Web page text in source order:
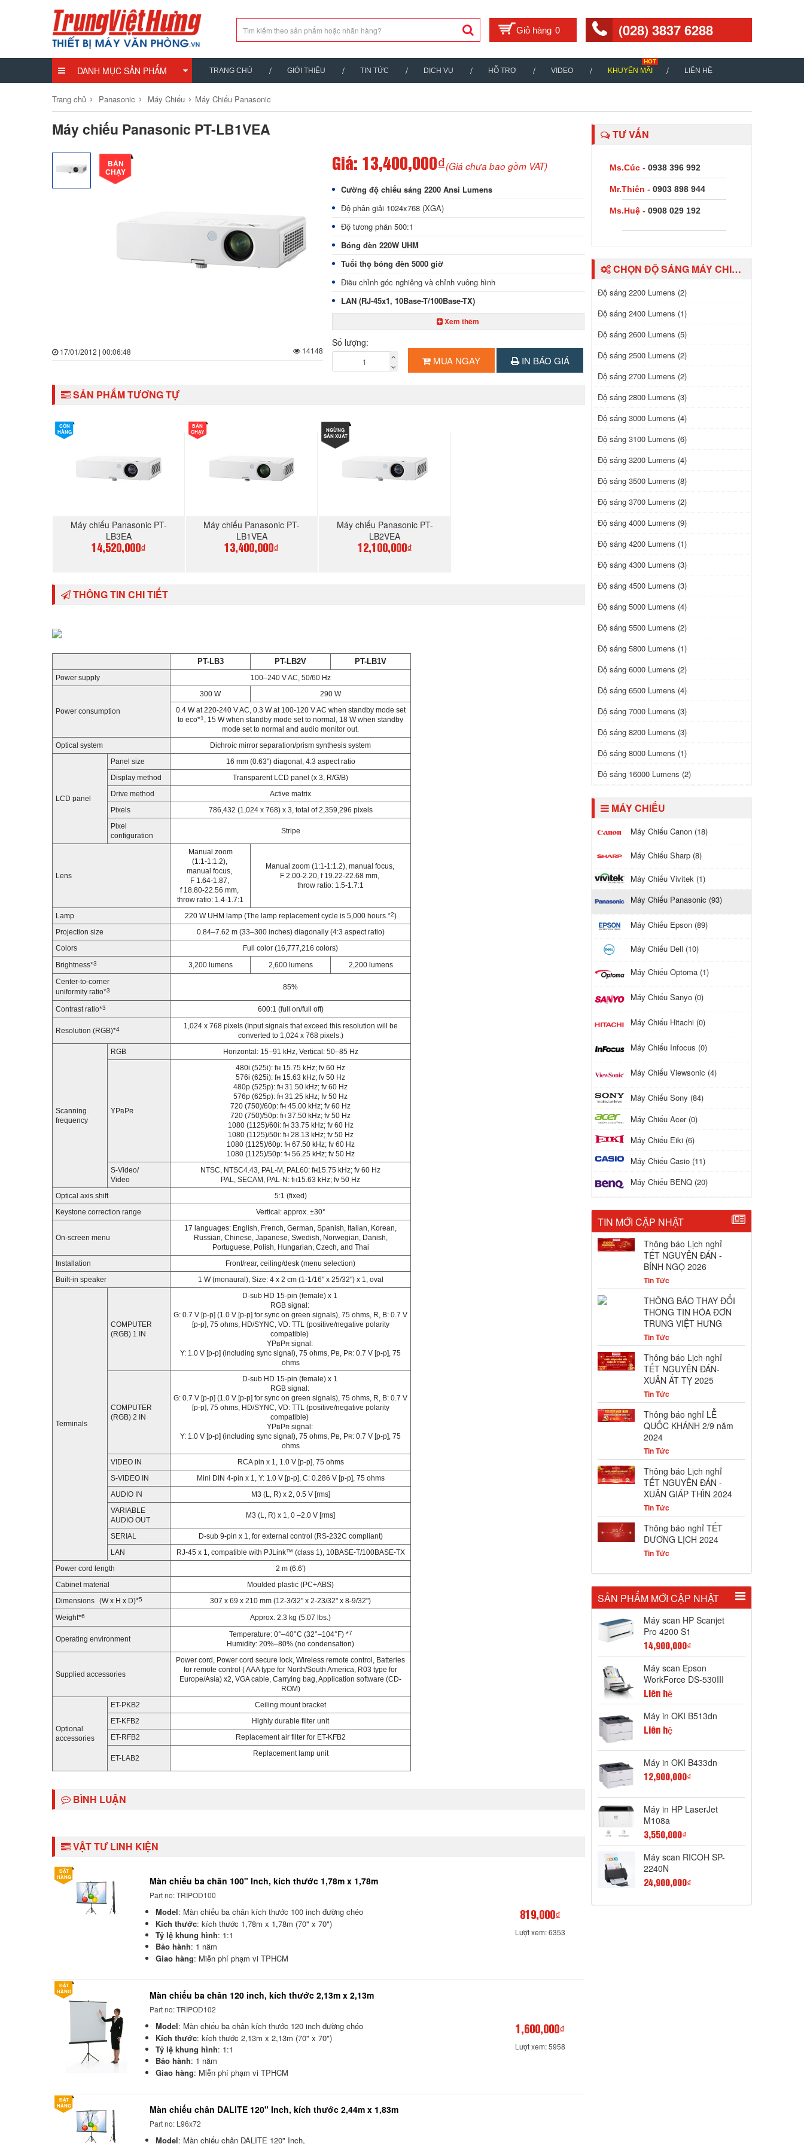
0 (028) 3837 6288
DANH MỤC SẢN PHẨM TRANG CHỦ GIỚI THIỆU TIN TỨC DỊCH VỤ HỖ TRỢ VIDEO KHUYẾN MÃI LIÊN HỆ
Trang chủ › Panasonic › Máy Chiếu › Máy Chiếu Panasonic
Máy chiếu Panasonic PT-LB1VEA
BÁN
CHẠY
17/01/2012 | 00:06:48 14148
Giá: 13,400,000₫(Giá chưa bao gồm VAT)
Cường độ chiếu sáng 2200 Ansi Lumens
Độ phân giải 1024x768 (XGA)
Độ tương phản 500:1
Bóng đèn 220W UHM
Tuổi thọ bóng đèn 5000 giờ
Điều chỉnh góc nghiêng và chỉnh vuông hình
LAN (RJ-45x1, 10Base-T/100Base-TX)
Kích thước phóng to màn hình 33-300”
Khoảng cách đặt máy 1.1-11.1m
Công suất 300W
Nguồn 100-240V AC, 50/60Hz
Xem thêm
Số lượng:
MUA NGAY IN BÁO GIÁ
SẢN PHẨM TƯƠNG TỰ
CÒN
HÀNG
Máy chiếu Panasonic PT-
LB3EA
14,520,000₫
BÁN
CHẠY
Máy chiếu Panasonic PT-
LB1VEA
13,400,000₫
NGỪNG
SẢN XUẤT
Máy chiếu Panasonic PT-
LB2VEA
12,100,000₫
THÔNG TIN CHI TIẾT
PT-LB3 PT-LB2V PT-LB1V
Power supply 100–240 V AC, 50/60 Hz
Power consumption
300 W
290 W
0.4 W at 220-240 V AC, 0.3 W at 100-120 V AC when standby mode set
to eco*1 , 15 W when standby mode set to normal, 18 W when standby
mode set to normal and audio monitor out.
Optical system
Dichroic mirror separation/prism synthesis system
LCD panel
Panel size
16 mm (0.63") diagonal, 4:3 aspect ratio
Display method
Transparent LCD panel (x 3, R/G/B)
Drive method
Active matrix
Pixels
786,432 (1,024 x 768) x 3, total of 2,359,296 pixels
Pixel
configuration
Stripe
Lens
Manual zoom
(1:1-1:1.2),
manual focus,
F 1.64-1.87,
f 18.80-22.56 mm,
throw ratio: 1.4-1.7:1
Manual zoom (1:1-1:1.2), manual focus,
F 2.00-2.20, f 19.22-22.68 mm,
throw ratio: 1.5-1.7:1
Lamp 220 W UHM lamp (The lamp replacement cycle is 5,000 hours.*2)
Projection size
0.84–7.62 m (33–300 inches) diagonally (4:3 aspect ratio)
Colors
Full color (16,777,216 colors)
Brightness*3 3,200 lumens 2,600 lumens
2,200 lumens
Center-to-corner
uniformity ratio*3 85%
Contrast ratio*3 600:1 (full on/full off)
Resolution (RGB)*4
1,024 x 768 pixels (Input signals that exceed this resolution will be
converted to 1,024 x 768 pixels.)
Scanning
frequency
RGB Horizontal: 15–91 kHz, Vertical: 50–85 Hz
YPB PR
480i (525i): fH 15.75 kHz; fv 60 Hz
576i (625i): fH 15.63 kHz; fv 50 Hz
480p (525p): fH 31.50 kHz; fv 60 Hz
576p (625p): fH 31.25 kHz; fv 50 Hz
720 (750)/60p: fH 45.00 kHz; fv 60 Hz
720 (750)/50p: fH 37.50 kHz; fv 50 Hz
1080 (1125)/60i: fH33.75 kHz; fv 60 Hz
1080 (1125)/50i: fH28.13 kHz; fv 50 Hz
1080 (1125)/60p: fH67.50 kHz; fv 60 Hz
1080 (1125)/50p: fH56.25 kHz; fv 50 Hz
S-Video/
Video
NTSC, NTSC4.43, PAL-M, PAL60: fH15.75 kHz; fv 60 Hz
PAL, SECAM, PAL-N: fH15.63 kHz; fv 50 Hz
Optical axis shift
5:1 (fixed)
Keystone correction range
Vertical: approx. ±30°
On-screen menu
17 languages: English, French, German, Spanish, Italian, Korean,
Russian, Chinese, Japanese, Swedish, Norwegian, Danish,
Portuguese, Polish, Hungarian, Czech, and Thai
Installation
Front/rear, ceiling/desk (menu selection)
Built-in speaker
1 W (monaural), Size: 4 x 2 cm (1-1/16" x 25/32") x 1, oval
Terminals
COMPUTER
(RGB) 1 IN
D-sub HD 15-pin (female) x 1
RGB signal:
G: 0.7 V [p-p] (1.0 V [p-p] for sync on green signals), 75 ohms, R, B: 0.7 V
[p-p], 75 ohms, HD/SYNC, VD: TTL (positive/negative polarity
compatible)
YPB PRsignal:
Y: 1.0 V [p-p] (including sync signal), 75 ohms, PB, PR: 0.7 V [p-p], 75
ohms
COMPUTER
(RGB) 2 IN
D-sub HD 15-pin (female) x 1
RGB signal:
G: 0.7 V [p-p] (1.0 V [p-p] for sync on green signals), 75 ohms, R, B: 0.7 V
[p-p], 75 ohms, HD/SYNC, VD: TTL (positive/negative polarity
compatible)
YPB PRsignal:
Y: 1.0 V [p-p] (including sync signal), 75 ohms, PB, PR: 0.7 V [p-p], 75
ohms
VIDEO IN
RCA pin x 1, 1.0 V [p-p], 75 ohms
S-VIDEO IN
Mini DIN 4-pin x 1, Y: 1.0 V [p-p], C: 0.286 V [p-p], 75 ohms
AUDIO IN
M3 (L, R) x 2, 0.5 V [rms]
VARIABLE
AUDIO OUT
M3 (L, R) x 1, 0 –2.0 V [rms]
SERIAL
D-sub 9-pin x 1, for external control (RS-232C compliant)
LAN
RJ-45 x 1, compatible with PJLink™ (class 1), 10BASE-T/100BASE-TX
Power cord length
2 m (6.6')
Cabinet material
Moulded plastic (PC+ABS)
Dimensions (W x H x D)*5
307 x 69 x 210 mm (12-3/32" x 2-23/32" x 8-9/32")
Weight*6 Approx. 2.3 kg (5.07 lbs.)
Operating environment
Temperature: 0°–40°C (32°–104°F) *7
Humidity: 20%–80% (no condensation)
Supplied accessories
Power cord, Power cord secure lock, Wireless remote control, Batteries
for remote control ( AAA type for North/South America, R03 type for
Europe/Asia) x2, VGA cable, Carrying bag, Application software (CD-
ROM)
Optional
accessories
ET-PKB2
Ceiling mount bracket
ET-KFB2
Highly durable filter unit
ET-RFB2
Replacement air filter for ET-KFB2
ET-LAB2
Replacement lamp unit
BÌNH LUẬN
VẬT TƯ LINH KIỆN
ĐẶT
HÀNG
Màn chiếu ba chân 100" Inch, kích thước 1,78m x 1,78m
Part no: TRIPOD100
Model: Màn chiếu ba chân kích thước 100 inch đường chéo
Kích thước: kích thước 1,78m x 1,78m (70" x 70")
Tỷ lệ khung hình: 1:1
Bảo hành: 1 năm
Giao hàng: Miễn phí phạm vi TPHCM
819,000₫
Lượt xem: 6353
ĐẶT
HÀNG
Màn chiếu ba chân 120 inch, kích thước 2,13m x 2,13m
Part no: TRIPOD102
Model: Màn chiếu ba chân kích thước 120 inch đường chéo
Kích thước: kích thước 2,13m x 2,13m (70" x 70")
Tỷ lệ khung hình: 1:1
Bảo hành: 1 năm
Giao hàng: Miễn phí phạm vi TPHCM
1,600,000₫
Lượt xem: 5958
ĐẶT
HÀNG
Màn chiếu chân DALITE 120" Inch, kích thước 2,44m x 1,83m
Part no: L96x72
Model: Màn chiếu chân DALITE 120" Inch,
TƯ VẤN
Ms.Cúc - 0938 396 992
Mr.Thiên - 0903 898 944
Ms.Huệ - 0908 029 192
CHỌN ĐỘ SÁNG MÁY CHIẾU
Độ sáng 2200 Lumens (2)
Độ sáng 2400 Lumens (1)
Độ sáng 2600 Lumens (5)
Độ sáng 2500 Lumens (2)
Độ sáng 2700 Lumens (2)
Độ sáng 2800 Lumens (3)
Độ sáng 3000 Lumens (4)
Độ sáng 3100 Lumens (6)
Độ sáng 3200 Lumens (4)
Độ sáng 3500 Lumens (8)
Độ sáng 3700 Lumens (2)
Độ sáng 4000 Lumens (9)
Độ sáng 4200 Lumens (1)
Độ sáng 4300 Lumens (3)
Độ sáng 4500 Lumens (3)
Độ sáng 5000 Lumens (4)
Độ sáng 5500 Lumens (2)
Độ sáng 5800 Lumens (1)
Độ sáng 6000 Lumens (2)
Độ sáng 6500 Lumens (4)
Độ sáng 7000 Lumens (3)
Độ sáng 8200 Lumens (3)
Độ sáng 8000 Lumens (1)
Độ sáng 16000 Lumens (2)
MÁY CHIẾU
Máy Chiếu Canon (18)
Máy Chiếu Sharp (8)
Máy Chiếu Vivitek (1)
Máy Chiếu Panasonic (93)
Máy Chiếu Epson (89)
Máy Chiếu Dell (10)
Máy Chiếu Optoma (1)
Máy Chiếu Sanyo (0)
Máy Chiếu Hitachi (0)
Máy Chiếu Infocus (0)
Máy Chiếu Viewsonic (4)
Máy Chiếu Sony (84)
Máy Chiếu Acer (0)
Máy Chiếu Eiki (6)
Máy Chiếu Casio (11)
Máy Chiếu BENQ (20)
TIN MỚI CẬP NHẬT
Thông báo Lịch nghỉ
TẾT NGUYÊN ĐÁN -
BÍNH NGỌ 2026
Tin Tức
THÔNG BÁO THAY ĐỔI
THÔNG TIN HÓA ĐƠN
TRUNG VIỆT HƯNG
Tin Tức
Thông báo Lịch nghỉ
TẾT NGUYÊN ĐÁN-
XUÂN ẤT TỴ 2025
Tin Tức
Thông báo nghỉ LỄ
QUỐC KHÁNH 2/9 năm
2024
Tin Tức
Thông báo Lịch nghỉ
TẾT NGUYÊN ĐÁN -
XUÂN GIÁP THÌN 2024
Tin Tức
Thông báo nghỉ TẾT
DƯƠNG LỊCH 2024
Tin Tức
SẢN PHẨM MỚI CẬP NHẬT
Máy scan HP Scanjet
Pro 4200 S1
14,900,000₫
Máy scan Epson
WorkForce DS-530III
Liên hệ
Máy in OKI B513dn
Liên hệ
Máy in OKI B433dn
12,900,000₫
Máy in HP LaserJet
M108a
3,550,000₫
Máy scan RICOH SP-
2240N
24,900,000₫